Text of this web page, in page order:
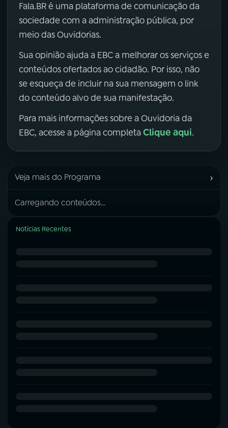
Fala.BR é uma plataforma de comunicação da
sociedade com a administração pública, por
meio das Ouvidorias.
Sua opinião ajuda a EBC a melhorar os serviços e
conteúdos ofertados ao cidadão. Por isso, não
se esqueça de incluir na sua mensagem o link
do conteúdo alvo de sua manifestação.
Para mais informações sobre a Ouvidoria da
EBC, acesse a página completa Clique aqui.
Veja mais do Programa ›
Carregando conteúdos...
Notícias Recentes